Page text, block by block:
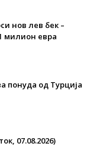
нов лев бек –
милион евра
понуда од Турција
07.08.2026)